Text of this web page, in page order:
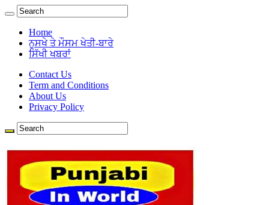
Home
ਨੁਸਖੇ ਤੇ ਮੌਸਮ ਖੇਤੀ-ਬਾਰੇ
ਸਿੱਖੀ ਖਬਰਾਂ
Contact Us
Term and Conditions
About Us
Privacy Policy